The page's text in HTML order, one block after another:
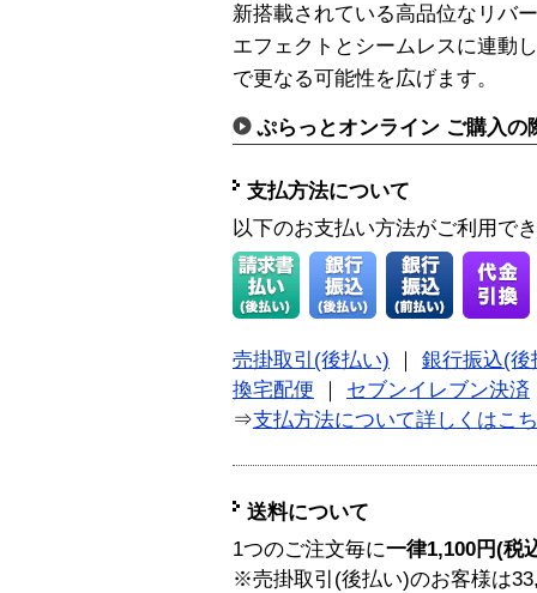
新搭載されている高品位なリバ
エフェクトとシームレスに連動
で更なる可能性を広げます。
ぷらっとオンライン ご購入の
支払方法について
以下のお支払い方法がご利用で
売掛取引(後払い)
銀行振込(後
換宅配便
セブンイレブン決済
⇒支払方法について詳しくはこ
送料について
1つのご注文毎に一律1,100円(税
※売掛取引(後払い)のお客様は